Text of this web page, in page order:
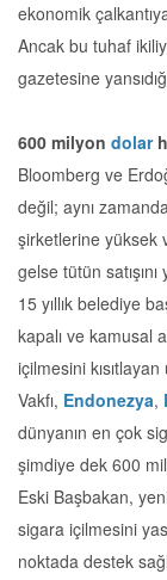
ekonomik
Ancak bu tuhaf
gazetesine
600 milyon dolar
Bloomberg ve
değil; aynı
şirketlerine yüksek
gelse tütün
15 yıllık belediye
kapalı ve kamusal
içilmesini
Vakfı, Endonezya,
dünyanın en çok
şimdiye dek 600
Eski Başbakan,
sigara içilmesini
noktada destek